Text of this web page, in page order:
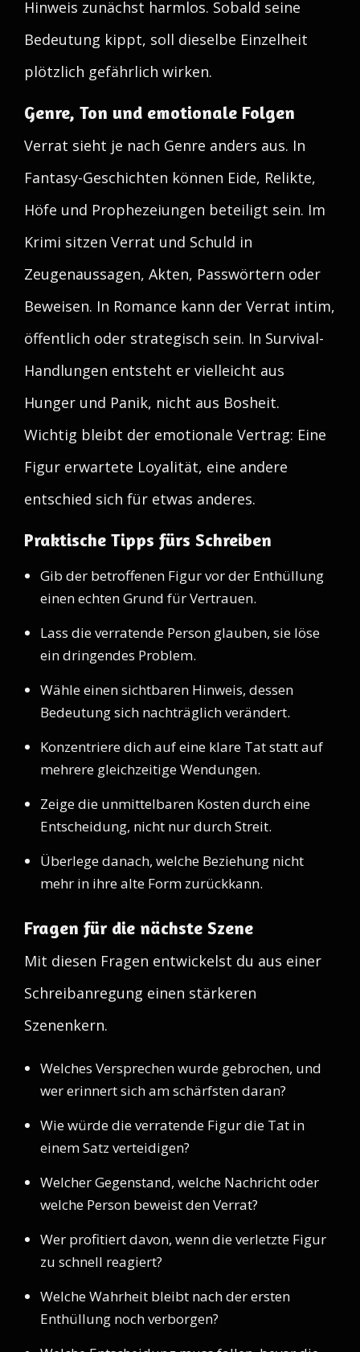
Hinweis zunächst harmlos. Sobald seine
Bedeutung kippt, soll dieselbe Einzelheit
plötzlich gefährlich wirken.
Genre, Ton und emotionale Folgen
Verrat sieht je nach Genre anders aus. In
Fantasy-Geschichten können Eide, Relikte,
Höfe und Prophezeiungen beteiligt sein. Im
Krimi sitzen Verrat und Schuld in
Zeugenaussagen, Akten, Passwörtern oder
Beweisen. In Romance kann der Verrat intim,
öffentlich oder strategisch sein. In Survival-
Handlungen entsteht er vielleicht aus
Hunger und Panik, nicht aus Bosheit.
Wichtig bleibt der emotionale Vertrag: Eine
Figur erwartete Loyalität, eine andere
entschied sich für etwas anderes.
Praktische Tipps fürs Schreiben
Gib der betroffenen Figur vor der Enthüllung
einen echten Grund für Vertrauen.
Lass die verratende Person glauben, sie löse
ein dringendes Problem.
Wähle einen sichtbaren Hinweis, dessen
Bedeutung sich nachträglich verändert.
Konzentriere dich auf eine klare Tat statt auf
mehrere gleichzeitige Wendungen.
Zeige die unmittelbaren Kosten durch eine
Entscheidung, nicht nur durch Streit.
Überlege danach, welche Beziehung nicht
mehr in ihre alte Form zurückkann.
Fragen für die nächste Szene
Mit diesen Fragen entwickelst du aus einer
Schreibanregung einen stärkeren
Szenenkern.
Welches Versprechen wurde gebrochen, und
wer erinnert sich am schärfsten daran?
Wie würde die verratende Figur die Tat in
einem Satz verteidigen?
Welcher Gegenstand, welche Nachricht oder
welche Person beweist den Verrat?
Wer profitiert davon, wenn die verletzte Figur
zu schnell reagiert?
Welche Wahrheit bleibt nach der ersten
Enthüllung noch verborgen?